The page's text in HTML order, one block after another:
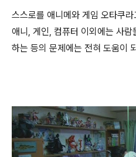
스스로를 애니메와 게임 오타쿠
애니, 게인, 컴퓨터 이외에는 사
하는 등의 문제에는 전혀 도움이